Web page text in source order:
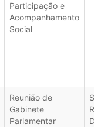
Participação e
Acompanhamento
Social
Reunião de
Gabinete
Parlamentar